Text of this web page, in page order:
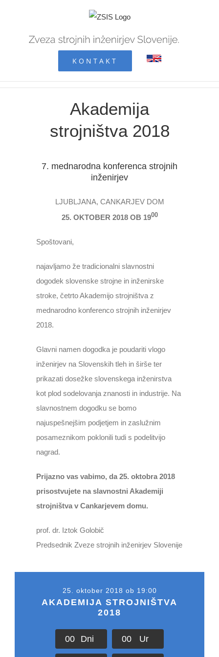
KONTAKT
Akademija
strojništva 2018
7. mednarodna konferenca strojnih
inženirjev
LJUBLJANA, CANKARJEV DOM
25. OKTOBER 2018 OB 1900
Spoštovani,
najavljamo že tradicionalni slavnostni
dogodek slovenske strojne in inženirske
stroke, četrto Akademijo strojništva z
mednarodno konferenco strojnih inženirjev
2018.
Glavni namen dogodka je poudariti vlogo
inženirjev na Slovenskih tleh in širše ter
prikazati dosežke slovenskega inženirstva
kot plod sodelovanja znanosti in industrije. Na
slavnostnem dogodku se bomo
najuspešnejšim podjetjem in zaslužnim
posameznikom poklonili tudi s podelitvijo
nagrad.
Prijazno vas vabimo, da 25. oktobra 2018
prisostvujete na slavnostni Akademiji
strojništva v Cankarjevem domu.
prof. dr. Iztok Golobič
Predsednik Zveze strojnih inženirjev Slovenije
25. oktober 2018 ob 19:00
AKADEMIJA STROJNIŠTVA
2018
00 Dni 00 Ur